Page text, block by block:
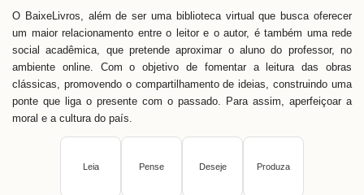
O BaixeLivros, além de ser uma biblioteca virtual que busca oferecer
um maior relacionamento entre o leitor e o autor, é também uma rede
social acadêmica, que pretende aproximar o aluno do professor, no
ambiente online. Com o objetivo de fomentar a leitura das obras
clássicas, promovendo o compartilhamento de ideias, construindo uma
ponte que liga o presente com o passado. Para assim, aperfeiçoar a
moral e a cultura do país.
Leia Pense Deseje Produza